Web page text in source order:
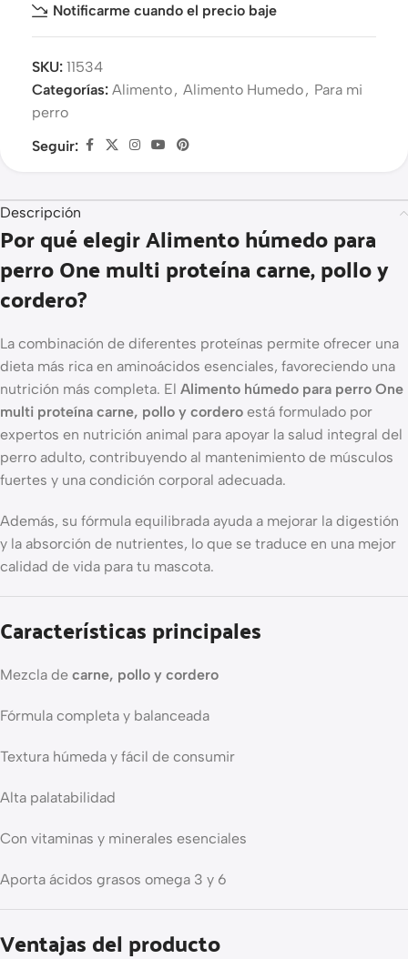
Notificarme cuando el precio baje
SKU: 11534
Categorías: Alimento, Alimento Humedo, Para mi
perro
Seguir:
Descripción
Por qué elegir Alimento húmedo para
perro One multi proteína carne, pollo y
cordero?
La combinación de diferentes proteínas permite ofrecer una
dieta más rica en aminoácidos esenciales, favoreciendo una
nutrición más completa. El Alimento húmedo para perro One
multi proteína carne, pollo y cordero está formulado por
expertos en nutrición animal para apoyar la salud integral del
perro adulto, contribuyendo al mantenimiento de músculos
fuertes y una condición corporal adecuada.
Además, su fórmula equilibrada ayuda a mejorar la digestión
y la absorción de nutrientes, lo que se traduce en una mejor
calidad de vida para tu mascota.
Características principales
Mezcla de carne, pollo y cordero
Fórmula completa y balanceada
Textura húmeda y fácil de consumir
Alta palatabilidad
Con vitaminas y minerales esenciales
Aporta ácidos grasos omega 3 y 6
Ventajas del producto